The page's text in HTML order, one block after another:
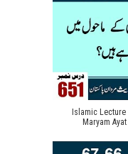
Islamic